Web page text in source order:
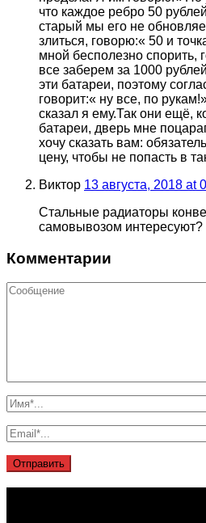
что каждое ребро 50
старый мы его не
злиться, говорю:« 50 и
мной бесполезно спорить,
все заберем за 1000
эти батареи, поэтому
говорит:« ну все, по
сказал я ему.Так они ещё,
батареи, дверь мне
хочу сказать вам:
цену, чтобы не попасть в
Виктор 13 августа, 2018 at
Стальные радиаторы
самовывозом
Комментарии